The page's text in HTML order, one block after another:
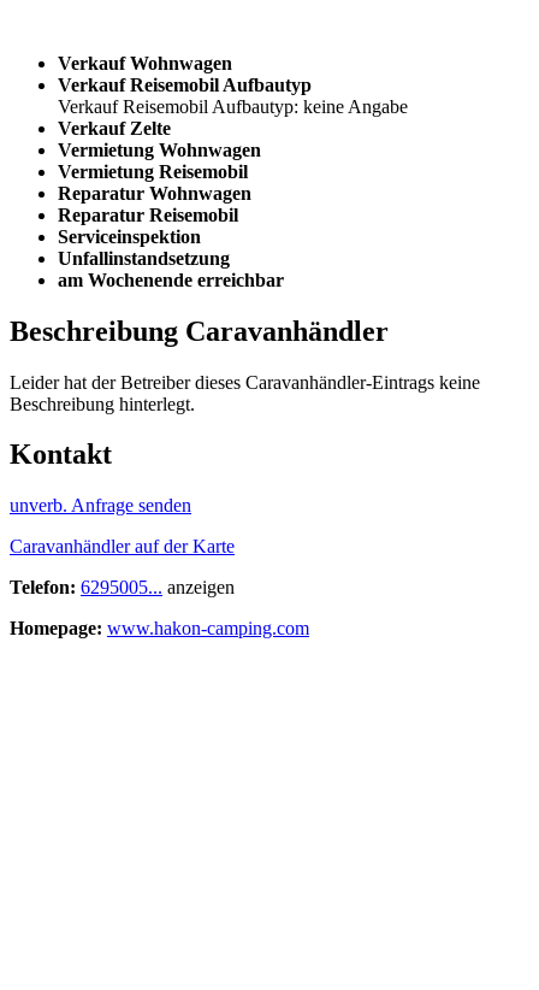
Verkauf Wohnwagen
Verkauf Reisemobil Aufbautyp
Verkauf Reisemobil Aufbautyp: keine Angabe
Verkauf Zelte
Vermietung Wohnwagen
Vermietung Reisemobil
Reparatur Wohnwagen
Reparatur Reisemobil
Serviceinspektion
Unfallinstandsetzung
am Wochenende erreichbar
Beschreibung Caravanhändler
Leider hat der Betreiber dieses Caravanhändler-Eintrags keine
Beschreibung hinterlegt.
Kontakt
unverb. Anfrage senden
Caravanhändler auf der Karte
Telefon: 6295005... anzeigen
Homepage: www.hakon-camping.com